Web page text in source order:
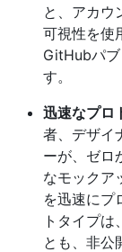
と、アカウ
可視性を使
GitHubパブ
す。
迅速なプロ
者、デザイ
ーが、ゼロ
なモックア
を迅速にプ
トタイプ
とも、非公